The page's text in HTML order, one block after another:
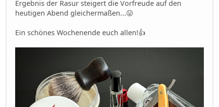
Ergebnis der Rasur steigert die Vorfreude auf den
heutigen Abend gleichermaßen...😛
Ein schönes Wochenende euch allen!👍